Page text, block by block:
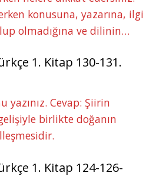
konusuna, yazarına, ilgi
olmadığına ve dilinin…
1. Kitap 130-131.
yazınız. Cevap: Şiirin
birlikte doğanın
1. Kitap 124-126-